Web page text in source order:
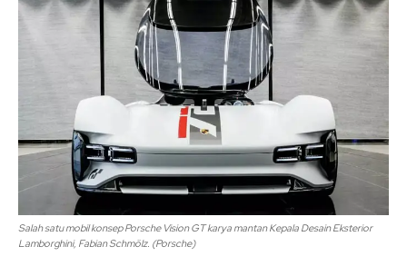
Salah satu mobil konsep Porsche Vision GT karya mantan Kepala Desain Eksterior
Lamborghini, Fabian Schmölz. (Porsche)